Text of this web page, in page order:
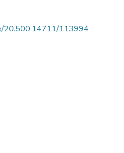
20.500.14711/113994